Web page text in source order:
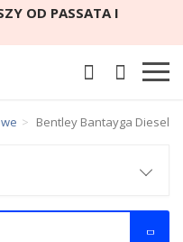
OD PASSATA I
Bentley Bantayga Diesel